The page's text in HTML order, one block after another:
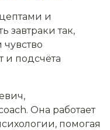
и
завтраки так,
и подсчёта
Она работает
помогая